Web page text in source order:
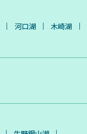
河口湖
木崎湖